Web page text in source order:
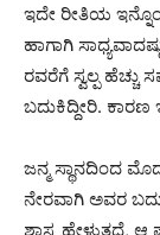
ಇದೇ ರೀತಿಯ
ಹಾಗಾಗಿ
ರವರೆಗೆ ಸ್ವಲ್ಪ
ಬದುಕಿದ್ದೀರಿ.
ಜನ್ಮ ಸ್ಥಾನದಿಂದ
ನೇರವಾಗಿ ಅವರ
ಶಾಸ್ತ್ರ ಹೇಳುತ್ತದೆ,